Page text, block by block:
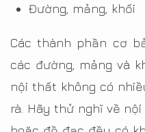
Đường, mảng, khối
Các thành phần cơ
các đường, mảng và
nội thất không có
rà. Hãy thử nghĩ về